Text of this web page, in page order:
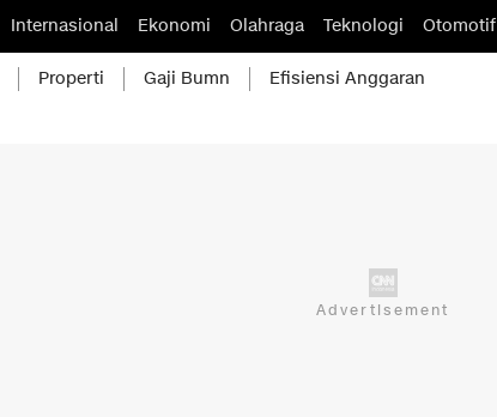
Internasional Ekonomi Olahraga Teknologi Otomotif
Properti Gaji Bumn Efisiensi Anggaran